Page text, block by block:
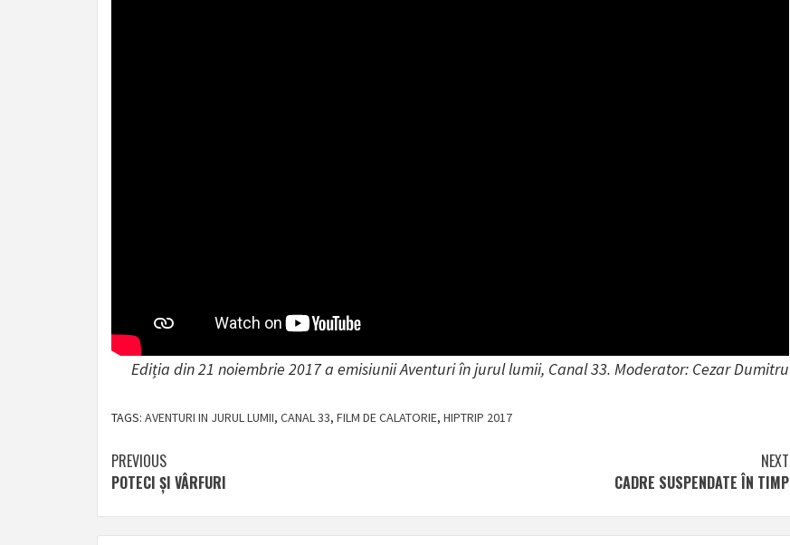
Ediția din 21 noiembrie 2017 a emisiunii Aventuri în jurul lumii, Canal 33. Moderator: Cezar Dumitru
TAGS: AVENTURI IN JURUL LUMII, CANAL 33, FILM DE CALATORIE, HIPTRIP 2017
Post
navigation
PREVIOUS
POTECI ȘI VÂRFURI
NEXT
CADRE SUSPENDATE ÎN TIMP